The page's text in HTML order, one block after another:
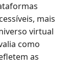
mais
virtual
como
as